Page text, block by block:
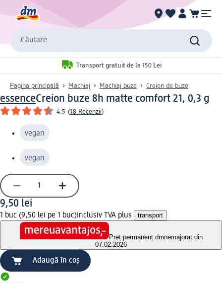
Căutare
Transport gratuit de la 150 Lei
Pagina principală Machiaj Machiaj buze Creion de buze
essenceCreion buze 8h matte comfort 21, 0,3 g
4.5 (18 Recenzii)
vegan
vegan
9,50 lei
1 buc (9,50 lei pe 1 buc) Inclusiv TVA plus transport
Preț permanent dmnemajorat din
07.02.2026
Adaugă în coș